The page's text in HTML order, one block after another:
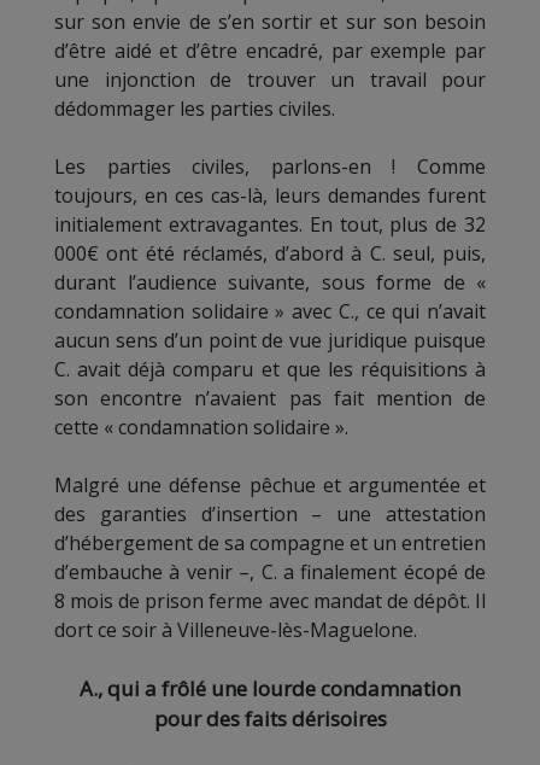
sur son envie de s’en sortir et sur son besoin
d’être aidé et d’être encadré, par exemple par
une injonction de trouver un travail pour
dédommager les parties civiles.
Les parties civiles, parlons-en ! Comme
toujours, en ces cas-là, leurs demandes furent
initialement extravagantes. En tout, plus de 32
000€ ont été réclamés, d’abord à C. seul, puis,
durant l’audience suivante, sous forme de «
condamnation solidaire » avec C., ce qui n’avait
aucun sens d’un point de vue juridique puisque
C. avait déjà comparu et que les réquisitions à
son encontre n’avaient pas fait mention de
cette « condamnation solidaire ».
Malgré une défense pêchue et argumentée et
des garanties d’insertion – une attestation
d’hébergement de sa compagne et un entretien
d’embauche à venir –, C. a finalement écopé de
8 mois de prison ferme avec mandat de dépôt. Il
dort ce soir à Villeneuve-lès-Maguelone.
A., qui a frôlé une lourde condamnation
pour des faits dérisoires